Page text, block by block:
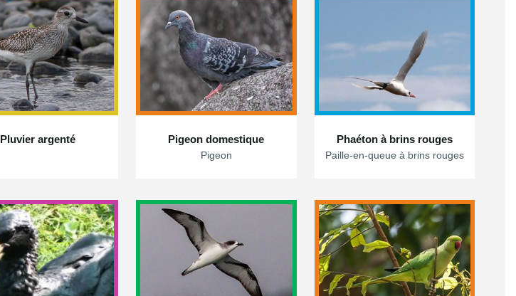
Pluvier argenté Pigeon domestique
Pigeon
Phaéton à brins rouges
Paille-en-queue à brins rouges